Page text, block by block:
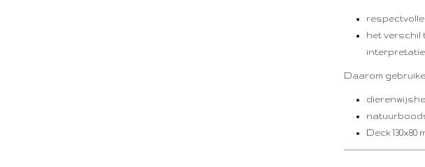
het verschil
Daarom
Deck 130x80